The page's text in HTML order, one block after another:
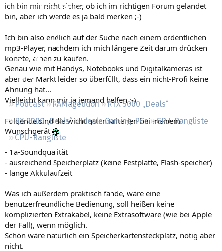
Empfohlene Inhalte
Neueste Aktivitäten
Leserartikel
Regeln
Podcast RAMageddon
RTX 5000 „Deals“
RX 9000 „Deals“
Ideale Gaming-PCs
GPU-Rangliste
CPU-Rangliste
ich bin mir nicht sicher, ob ich im richtigen Forum gelandet
bin, aber ich werde es ja bald merken ;-)
Ich bin also endlich auf der Suche nach einem ordentlichen
mp3-Player, nachdem ich mich längere Zeit darum drücken
konnte, einen zu kaufen.
Genau wie mit Handys, Notebooks und Digitalkameras ist
aber der Markt leider so überfüllt, dass ein nicht-Profi keine
Ahnung hat...
Vielleicht kann mir ja jemand helfen ;-)
Folgende sind die wichtigsten Kriterien bei meinem
Wunschgerät
- 1a-Soundqualität
- ausreichend Speicherplatz (keine Festplatte, Flash-speicher)
- lange Akkulaufzeit
Was ich außerdem praktisch fände, wäre eine
benutzerfreundliche Bedienung, soll heißen keine
komplizierten Extrakabel, keine Extrasoftware (wie bei Apple
der Fall), wenn möglich.
Schön wäre natürlich ein Speicherkartensteckplatz, nötig aber
nicht.